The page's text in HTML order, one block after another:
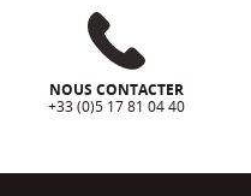
NOUS CONTACTER
+33 (0)5 17 81 04 40